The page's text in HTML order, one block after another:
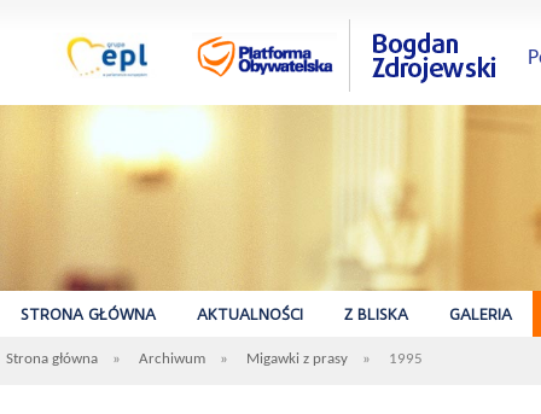
STRONA GŁÓWNA AKTUALNOŚCI Z BLISKA GALERIA
Strona główna » Archiwum » Migawki z prasy » 1995